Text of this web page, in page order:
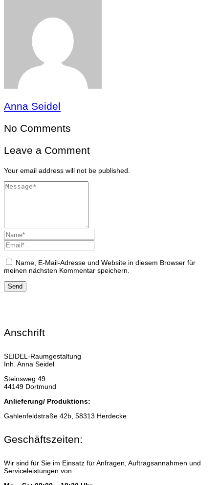
Anna Seidel
No Comments
Leave a Comment
Your email address will not be published.
Name, E-Mail-Adresse und Website in diesem Browser für
meinen nächsten Kommentar speichern.
Anschrift
SEIDEL-Raumgestaltung
Inh. Anna Seidel
Steinsweg 49
44149 Dortmund
Anlieferung/ Produktions:
Gahlenfeldstraße 42b, 58313 Herdecke
Geschäftszeiten:
Wir sind für Sie im Einsatz für Anfragen, Auftragsannahmen und
Serviceleistungen von